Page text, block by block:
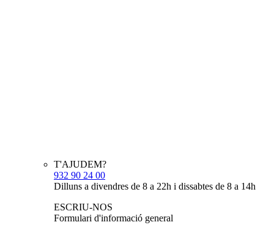
T'AJUDEM?
932 90 24 00
Dilluns a divendres de 8 a 22h i dissabtes de 8 a 14h
ESCRIU-NOS
Formulari d'informació general